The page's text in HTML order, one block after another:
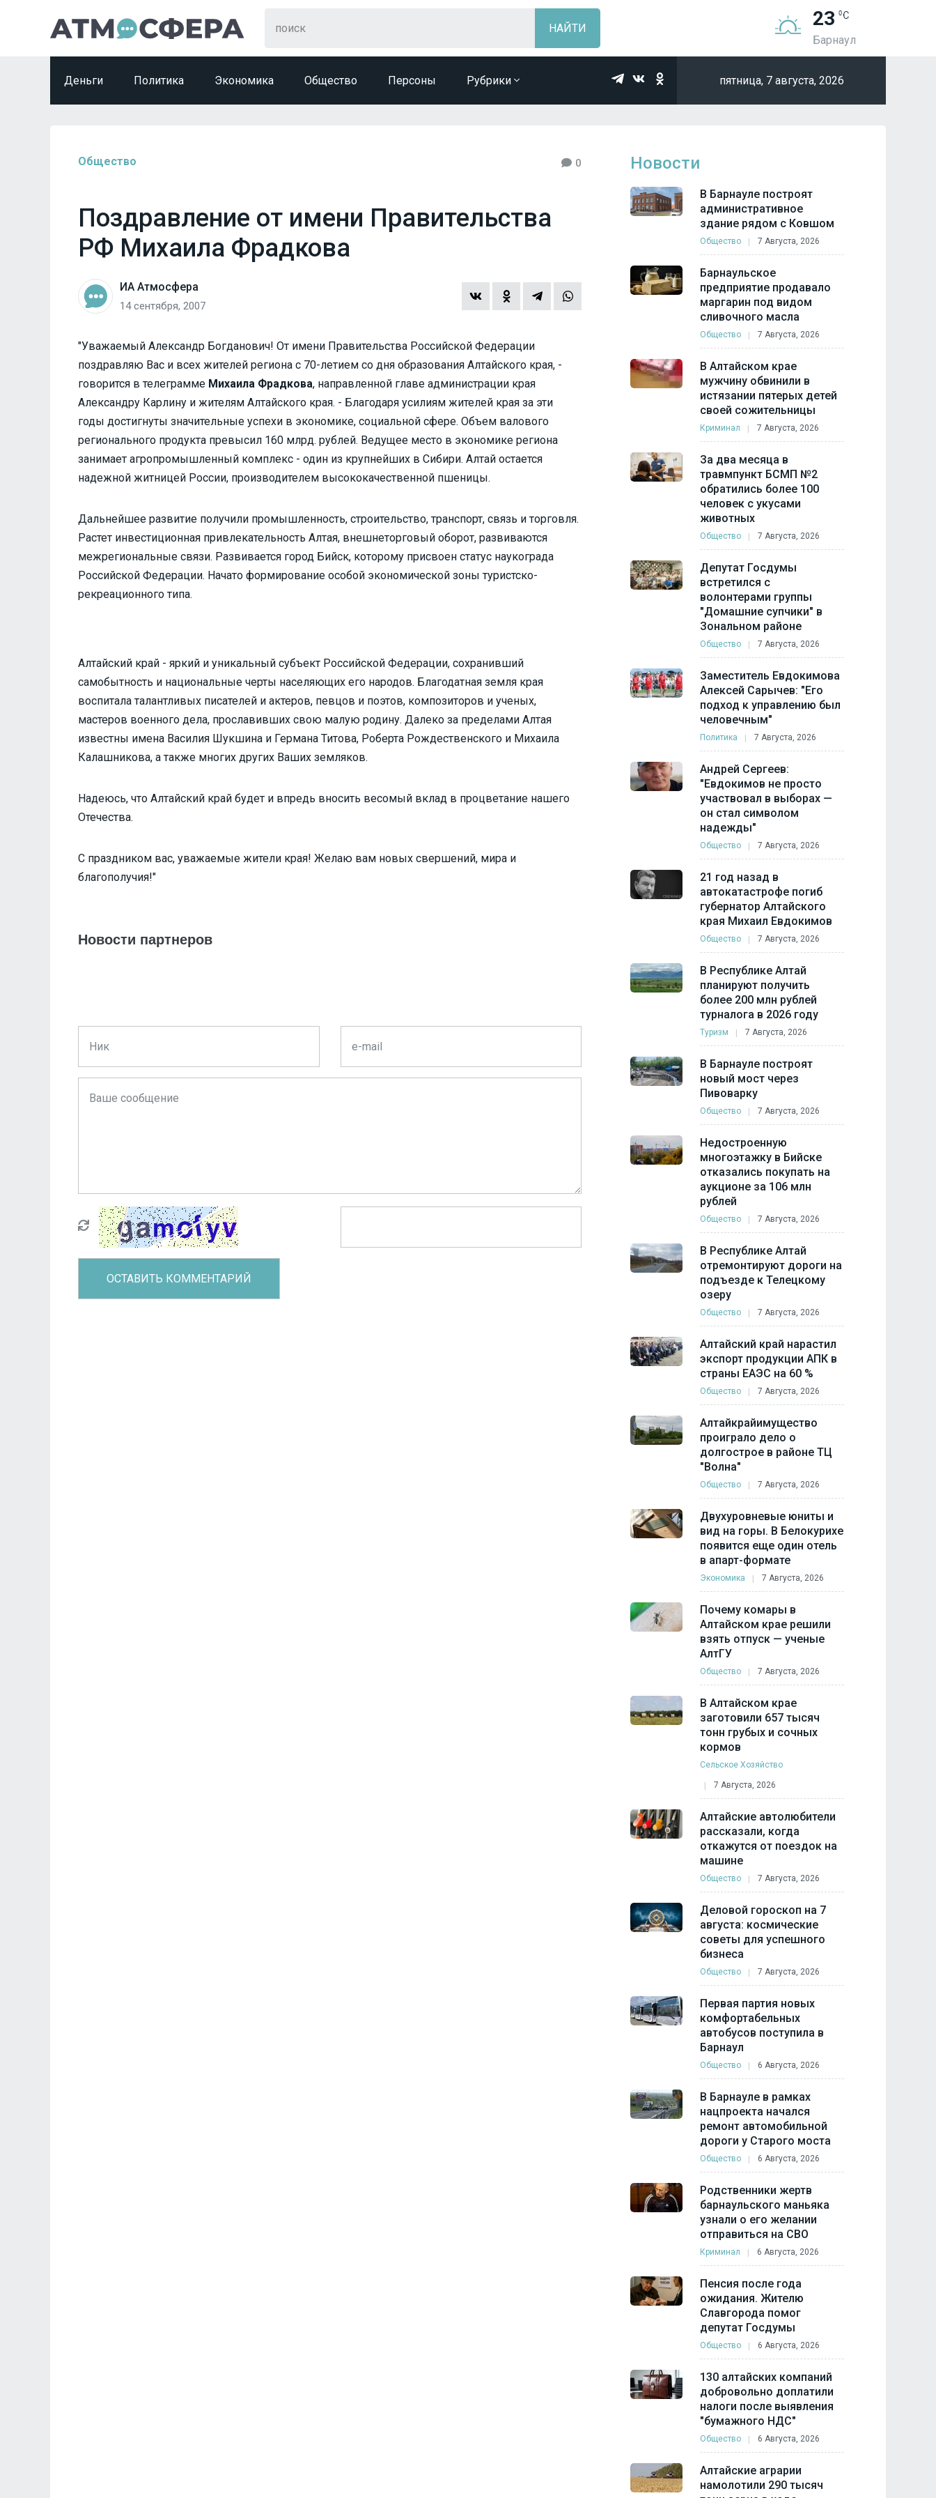
23
Барнаул
Деньги Политика Экономика Общество Персоны Рубрики пятница, 7 августа, 2026
Общество 0
Поздравление от имени Правительства
РФ Михаила Фрадкова
ИА Атмосфера
14 сентября, 2007
"Уважаемый Александр Богданович! От имени Правительства Российской Федерации
поздравляю Вас и всех жителей региона с 70-летием со дня образования Алтайского края, -
говорится в телеграмме Михаила Фрадкова, направленной главе администрации края
Александру Карлину и жителям Алтайского края. - Благодаря усилиям жителей края за эти
годы достигнуты значительные успехи в экономике, социальной сфере. Объем валового
регионального продукта превысил 160 млрд. рублей. Ведущее место в экономике региона
занимает агропромышленный комплекс - один из крупнейших в Сибири. Алтай остается
надежной житницей России, производителем высококачественной пшеницы.
Дальнейшее развитие получили промышленность, строительство, транспорт, связь и торговля.
Растет инвестиционная привлекательность Алтая, внешнеторговый оборот, развиваются
межрегиональные связи. Развивается город Бийск, которому присвоен статус наукограда
Российской Федерации. Haчато формирование особой экономической зоны туристско-
рекреационного типа.
Алтайский край - яркий и уникальный субъект Российской Федерации, сохранивший
самобытность и национальные черты населяющих его народов. Благодатная земля края
воспитала талантливых писателей и актеров, певцов и поэтов, композиторов и ученых,
мастеров военного дела, прославивших свою малую родину. Далеко за пределами Алтая
известны имена Василия Шукшина и Германа Титова, Роберта Рождественского и Михаила
Калашникова, а также многих других Ваших земляков.
Надеюсь, чтo Алтайский край будет и впредь вносить весомый вклад в процветание нашего
Отечества.
С праздником вас, уважаемые жители края! Желаю вам новых свершений, мира и
благополучия!"
Новости партнеров
Новости
В Барнауле построят
административное
здание рядом с Ковшом
Общество 7 Августа, 2026
Барнаульское
предприятие продавало
маргарин под видом
сливочного масла
Общество 7 Августа, 2026
В Алтайском крае
мужчину обвинили в
истязании пятерых детей
своей сожительницы
Криминал 7 Августа, 2026
За два месяца в
травмпункт БСМП №2
обратились более 100
человек с укусами
животных
Общество 7 Августа, 2026
Депутат Госдумы
встретился с
волонтерами группы
"Домашние супчики" в
Зональном районе
Общество 7 Августа, 2026
Заместитель Евдокимова
Алексей Сарычев: "Его
подход к управлению был
человечным"
Политика 7 Августа, 2026
Андрей Сергеев:
"Евдокимов не просто
участвовал в выборах —
он стал символом
надежды"
Общество 7 Августа, 2026
21 год назад в
автокатастрофе погиб
губернатор Алтайского
края Михаил Евдокимов
Общество 7 Августа, 2026
В Республике Алтай
планируют получить
более 200 млн рублей
турналога в 2026 году
Туризм 7 Августа, 2026
В Барнауле построят
новый мост через
Пивоварку
Общество 7 Августа, 2026
Недостроенную
многоэтажку в Бийске
отказались покупать на
аукционе за 106 млн
рублей
Общество 7 Августа, 2026
В Республике Алтай
отремонтируют дороги на
подъезде к Телецкому
озеру
Общество 7 Августа, 2026
Алтайский край нарастил
экспорт продукции АПК в
страны ЕАЭС на 60 %
Общество 7 Августа, 2026
Алтайкрайимущество
проиграло дело о
долгострое в районе ТЦ
"Волна"
Общество 7 Августа, 2026
Двухуровневые юниты и
вид на горы. В Белокурихе
появится еще один отель
в апарт-формате
Экономика 7 Августа, 2026
Почему комары в
Алтайском крае решили
взять отпуск — ученые
АлтГУ
Общество 7 Августа, 2026
В Алтайском крае
заготовили 657 тысяч
тонн грубых и сочных
кормов
Сельское Хозяйство
7 Августа, 2026
Алтайские автолюбители
рассказали, когда
откажутся от поездок на
машине
Общество 7 Августа, 2026
Деловой гороскоп на 7
августа: космические
советы для успешного
бизнеса
Общество 7 Августа, 2026
Первая партия новых
комфортабельных
автобусов поступила в
Барнаул
Общество 6 Августа, 2026
В Барнауле в рамках
нацпроекта начался
ремонт автомобильной
дороги у Старого моста
Общество 6 Августа, 2026
Родственники жертв
барнаульского маньяка
узнали о его желании
отправиться на СВО
Криминал 6 Августа, 2026
Пенсия после года
ожидания. Жителю
Славгорода помог
депутат Госдумы
Общество 6 Августа, 2026
130 алтайских компаний
добровольно доплатили
налоги после выявления
"бумажного НДС"
Общество 6 Августа, 2026
Алтайские аграрии
намолотили 290 тысяч